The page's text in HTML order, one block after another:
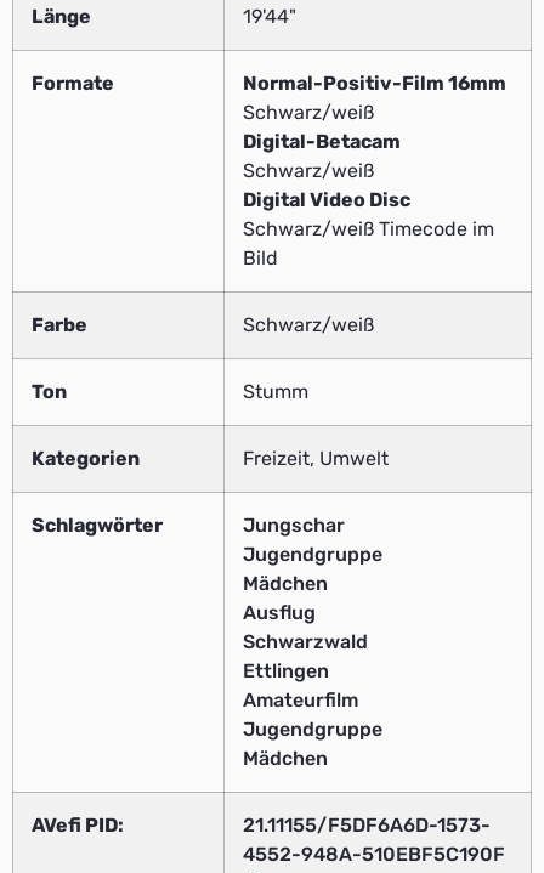
Länge 19'44"
Formate
Normal-Positiv-Film 16mm
Schwarz/weiß
Digital-Betacam
Schwarz/weiß
Digital Video Disc
Schwarz/weiß Timecode im
Bild
Farbe Schwarz/weiß
Ton Stumm
Kategorien Freizeit, Umwelt
Schlagwörter
Jungschar
Jugendgruppe
Mädchen
Ausflug
Schwarzwald
Ettlingen
Amateurfilm
Jugendgruppe
Mädchen
AVefi PID:
21.11155/F5DF6A6D-1573-
4552-948A-510EBF5C190F